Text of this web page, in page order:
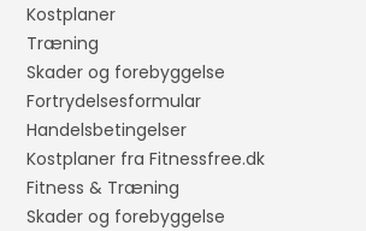
Kostplaner
Træning
Skader og forebyggelse
Fortrydelsesformular
Handelsbetingelser
Kostplaner fra Fitnessfree.dk
Fitness & Træning
Skader og forebyggelse